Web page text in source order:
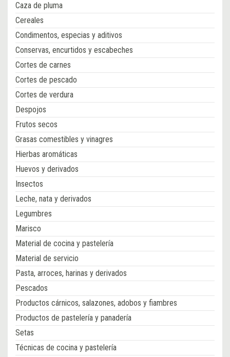
Caza de pluma
Cereales
Condimentos, especias y aditivos
Conservas, encurtidos y escabeches
Cortes de carnes
Cortes de pescado
Cortes de verdura
Despojos
Frutos secos
Grasas comestibles y vinagres
Hierbas aromáticas
Huevos y derivados
Insectos
Leche, nata y derivados
Legumbres
Marisco
Material de cocina y pastelería
Material de servicio
Pasta, arroces, harinas y derivados
Pescados
Productos cárnicos, salazones, adobos y fiambres
Productos de pastelería y panadería
Setas
Técnicas de cocina y pastelería